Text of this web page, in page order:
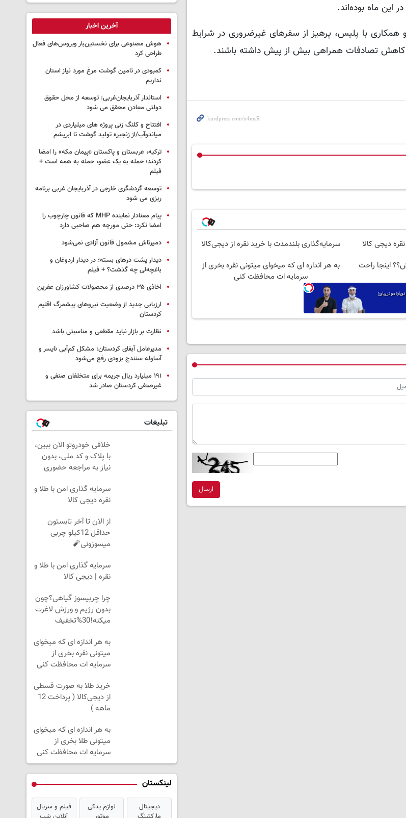
این ماه بوده‌اند.
همکاری با پلیس، پرهیز از سفرهای غیرضروری در شرایط
کاهش تصادفات همراهی بیش از پیش داشته باشند.
دیجی کالا
سرمایه‌گذاری بلندمدت با خرید نقره از دیجی‌کالا
اینجا راحت
به هر اندازه ای که میخوای میتونی نقره بخری از
سرمایه ات محافظت کنی
ارسال
آخرین اخبار
هوش مصنوعی برای نخستین‌بار ویروس‌های فعال
طراحی کرد
کمبودی در تامین گوشت مرغ مورد نیاز استان
نداریم
استاندار آذربایجان‌غربی: توسعه از محل حقوق
دولتی معادن محقق می شود
افتتاح و کلنگ زنی پروژه های میلیاردی در
میاندوآب/از زنجیره تولید گوشت تا ابریشم
ترکیه، عربستان و پاکستان «پیمان مکه» را امضا
کردند؛ حمله به یک عضو، حمله به همه است +
فیلم
توسعه گردشگری خارجی در آذربایجان غربی برنامه
ریزی می شود
پیام معنادار نماینده MHP که قانون چارچوب را
امضا نکرد: حتی مورچه هم صاحبی دارد
دمیرتاش مشمول قانون آزادی نمی‌شود
دیدار پشت درهای بسته؛ در دیدار اردوغان و
باغچه‌لی چه گذشت؟ + فیلم
اخاذی ۳۵ درصدی از محصولات کشاورزان عفرین
ارزیابی جدید از وضعیت نیروهای پیشمرگ اقلیم
کردستان
نظارت بر بازار نباید مقطعی و مناسبتی باشد
مدیرعامل آبفای کردستان: مشکل کم‌آبی نایسر و
آساوله سنندج بزودی رفع می‌شود
۱۹۱ میلیارد ریال جریمه برای متخلفان صنفی و
غیرصنفی کردستان صادر شد
تبلیغات
خلافی خودروتو الان ببین،
با پلاک و کد ملی، بدون
نیاز به مراجعه حضوری
سرمایه گذاری امن با طلا و
نقره دیجی کالا
از الان تا آخر تابستون
حداقل 12کیلو چربی
میسوزونی🧨
سرمایه گذاری امن با طلا و
نقره | دیجی کالا
چرا چربیسوز گیاهی؟چون
بدون رژیم و ورزش لاغرت
میکنه!30%تخفیف
به هر اندازه ای که میخوای
میتونی نقره بخری از
سرمایه ات محافظت کنی
خرید طلا به صورت قسطی
از دیجی‌کالا ( پرداخت 12
ماهه )
به هر اندازه ای که میخوای
میتونی طلا بخری از
سرمایه ات محافظت کنی
لینکستان
دیجیتال
لوازم یدکی
فیلم و سریال